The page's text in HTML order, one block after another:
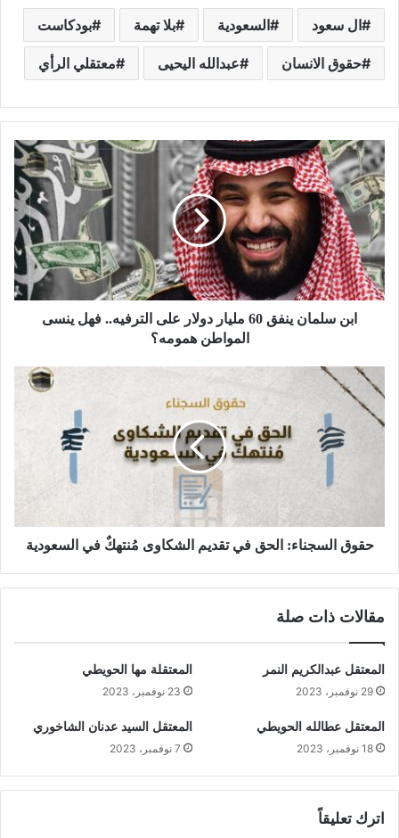
ال سعود السعودية بلا تهمة بودكاست
حقوق الانسان عبدالله اليحيى معتقلي الرأي
ابن سلمان ينفق 60 مليار دولار على الترفيه.. فهل ينسى
المواطن همومه؟
حقوق السجناء: الحق في تقديم الشكاوى مُنتهكٌ في السعودية
مقالات ذات صلة
المعتقل عبدالكريم النمر
29 نوفمبر، 2023
المعتقلة مها الحويطي
23 نوفمبر، 2023
المعتقل عطالله الحويطي
18 نوفمبر، 2023
المعتقل السيد عدنان الشاخوري
7 نوفمبر، 2023
اترك تعليقاً